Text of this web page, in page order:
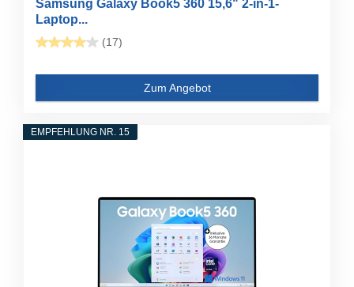
Samsung Galaxy Book5 360 15,6" 2-in-1-
Laptop...
(17)
Zum Angebot
EMPFEHLUNG NR. 15